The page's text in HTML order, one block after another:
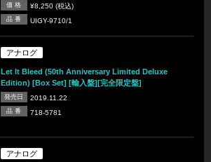
価 格 ¥8,250 (税込)
品 番 UIGY-9710/1
アナログ
Let It Bleed (50th Anniversary Limited Deluxe
Edition) [Box Set] [輸入盤][完全限定盤]
発売日 2019.11.22
品 番 718-5781
アナログ